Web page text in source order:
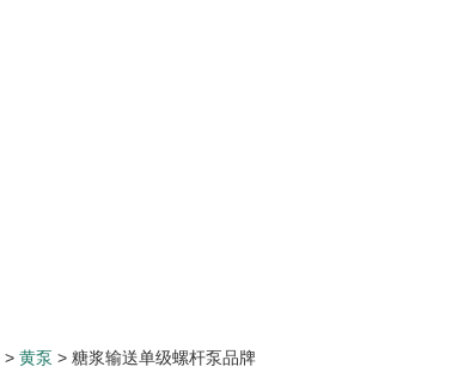
> 黄泵 > 糖浆输送单级螺杆泵品牌